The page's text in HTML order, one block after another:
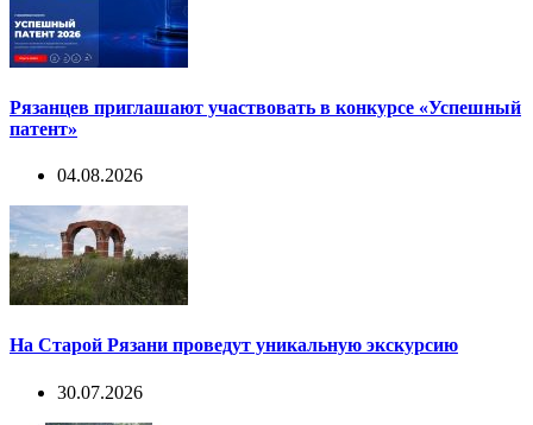
Рязанцев приглашают участвовать в конкурсе «Успешный
патент»
04.08.2026
На Старой Рязани проведут уникальную экскурсию
30.07.2026